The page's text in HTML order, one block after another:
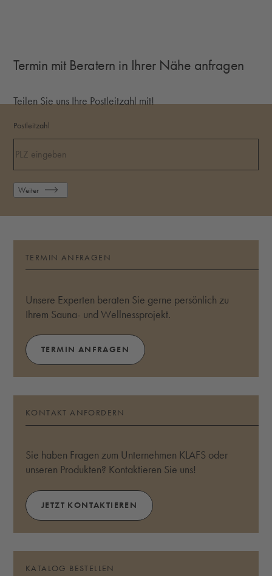
Termin mit Beratern in Ihrer Nähe anfragen
Teilen Sie uns Ihre Postleitzahl mit!
Postleitzahl
Weiter
TERMIN ANFRAGEN
Unsere Experten beraten Sie gerne persönlich zu
Ihrem Sauna- und Wellnessprojekt.
TERMIN ANFRAGEN
KONTAKT ANFORDERN
Sie haben Fragen zum Unternehmen KLAFS oder
unseren Produkten? Kontaktieren Sie uns!
JETZT KONTAKTIEREN
KATALOG BESTELLEN